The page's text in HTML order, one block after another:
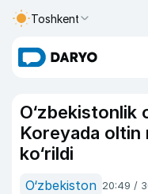
Toshkent
O‘zbekistonlik
Koreyada oltin
ko‘rildi
O‘zbekiston 20:49 /